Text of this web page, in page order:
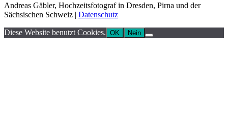
Andreas Gäbler, Hochzeitsfotograf in Dresden, Pirna und der
Sächsischen Schweiz | Datenschutz
Diese Website benutzt Cookies. OK Nein